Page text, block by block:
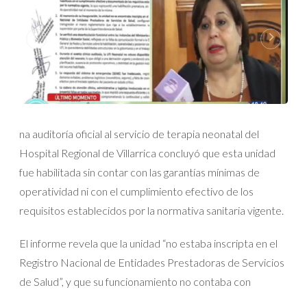
na auditoría oficial al servicio de terapia neonatal del
Hospital Regional de Villarrica concluyó que esta unidad
fue habilitada sin contar con las garantías mínimas de
operatividad ni con el cumplimiento efectivo de los
requisitos establecidos por la normativa sanitaria vigente.
El informe revela que la unidad “no estaba inscripta en el
Registro Nacional de Entidades Prestadoras de Servicios
de Salud”, y que su funcionamiento no contaba con